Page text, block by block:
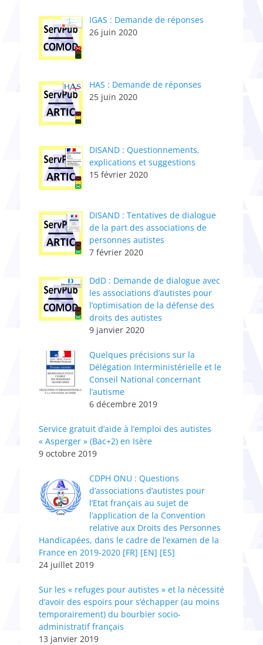
IGAS : Demande de réponses
26 juin 2020
HAS : Demande de réponses
25 juin 2020
DISAND : Questionnements,
explications et suggestions
15 février 2020
DISAND : Tentatives de dialogue
de la part des associations de
personnes autistes
7 février 2020
DdD : Demande de dialogue avec
les associations d’autistes pour
l’optimisation de la défense des
droits des autistes
9 janvier 2020
Quelques précisions sur la
Délégation Interministérielle et le
Conseil National concernant
l’autisme
6 décembre 2019
Service gratuit d’aide à l’emploi des autistes
« Asperger » (Bac+2) en Isère
9 octobre 2019
CDPH ONU : Questions
d’associations d’autistes pour
l’Etat français au sujet de
l’application de la Convention
relative aux Droits des Personnes
Handicapées, dans le cadre de l’examen de la
France en 2019-2020 [FR] [EN] [ES]
24 juillet 2019
Sur les « refuges pour autistes » et la nécessité
d’avoir des espoirs pour s’échapper (au moins
temporairement) du bourbier socio-
administratif français
13 janvier 2019